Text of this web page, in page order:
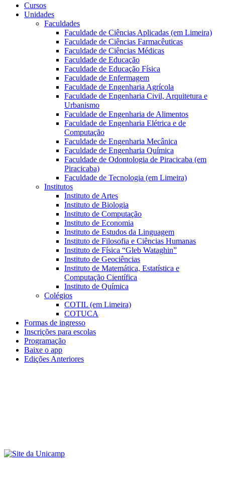
Cursos
Unidades
Faculdades
Faculdade de Ciências Aplicadas (em Limeira)
Faculdade de Ciências Farmacêuticas
Faculdade de Ciências Médicas
Faculdade de Educação
Faculdade de Educação Física
Faculdade de Enfermagem
Faculdade de Engenharia Agrícola
Faculdade de Engenharia Civil, Arquitetura e
Urbanismo
Faculdade de Engenharia de Alimentos
Faculdade de Engenharia Elétrica e de
Computação
Faculdade de Engenharia Mecânica
Faculdade de Engenharia Química
Faculdade de Odontologia de Piracicaba (em
Piracicaba)
Faculdade de Tecnologia (em Limeira)
Institutos
Instituto de Artes
Instituto de Biologia
Instituto de Computação
Instituto de Economia
Instituto de Estudos da Linguagem
Instituto de Filosofia e Ciências Humanas
Instituto de Física “Gleb Wataghin”
Instituto de Geociências
Instituto de Matemática, Estatística e
Computação Científica
Instituto de Química
Colégios
COTIL (em Limeira)
COTUCA
Formas de ingresso
Inscrições para escolas
Programação
Baixe o app
Edições Anteriores